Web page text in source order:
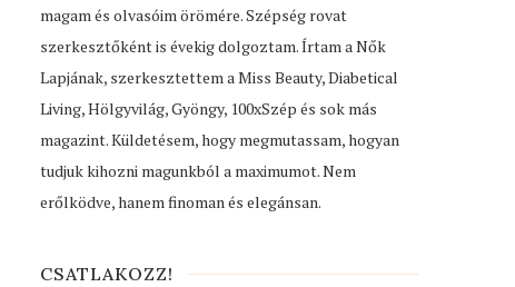
magam és olvasóim örömére. Szépség rovat
szerkesztőként is évekig dolgoztam. Írtam a Nők
Lapjának, szerkesztettem a Miss Beauty, Diabetical
Living, Hölgyvilág, Gyöngy, 100xSzép és sok más
magazint. Küldetésem, hogy megmutassam, hogyan
tudjuk kihozni magunkból a maximumot. Nem
erőlködve, hanem finoman és elegánsan.
CSATLAKOZZ!